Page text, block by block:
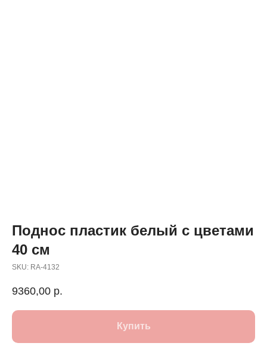
Поднос пластик белый с цветами
40 см
SKU: RA-4132
9360,00 р.
Купить